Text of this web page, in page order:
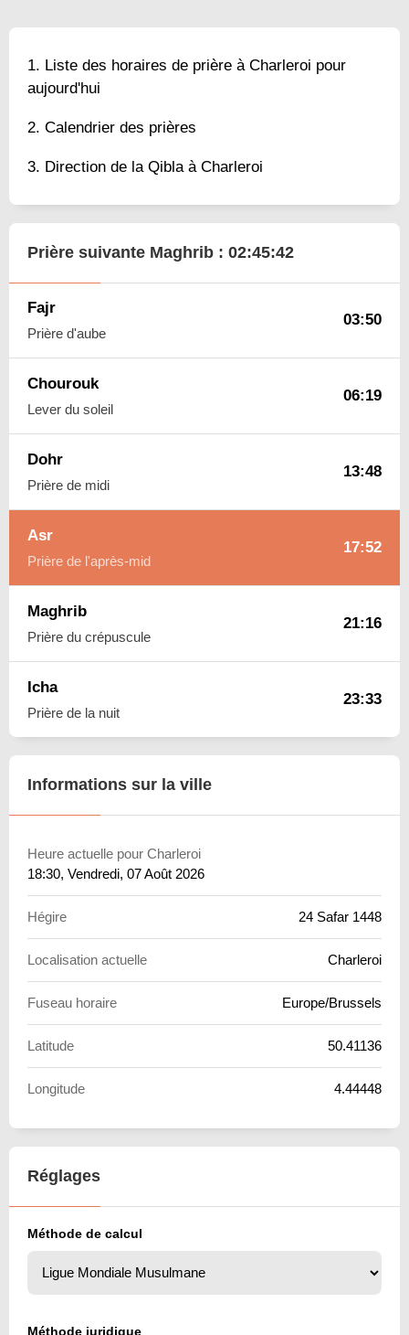
Liste des horaires de prière à Charleroi pour
aujourd'hui
Calendrier des prières
Direction de la Qibla à Charleroi
Prière suivante Maghrib : 02:45:41
Fajr
Prière d'aube
03:50
Chourouk
Lever du soleil
06:19
Dohr
Prière de midi
13:48
Asr
Prière de l'après-mid
17:52
Maghrib
Prière du crépuscule
21:16
Icha
Prière de la nuit
23:33
Informations sur la ville
Heure actuelle pour Charleroi
18:30, Vendredi, 07 Août 2026
Hégire 24 Safar 1448
Localisation actuelle Charleroi
Fuseau horaire Europe/Brussels
Latitude 50.41136
Longitude 4.44448
Réglages
Méthode de calcul
Méthode juridique